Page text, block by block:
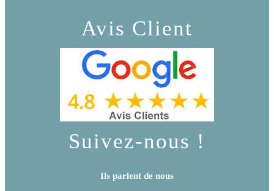
Avis Client
Suivez-nous !
Ils parlent de nous